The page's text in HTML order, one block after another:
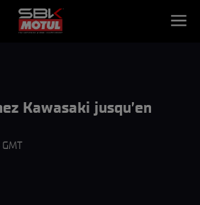
Kawasaki jusqu’en
GMT